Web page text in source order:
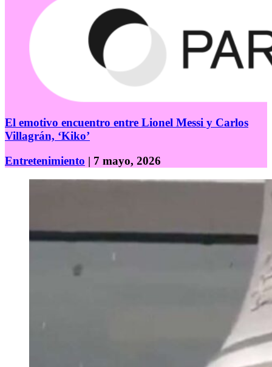
El emotivo encuentro entre Lionel Messi y Carlos
Villagrán, ‘Kiko’
Entretenimiento | 7 mayo, 2026